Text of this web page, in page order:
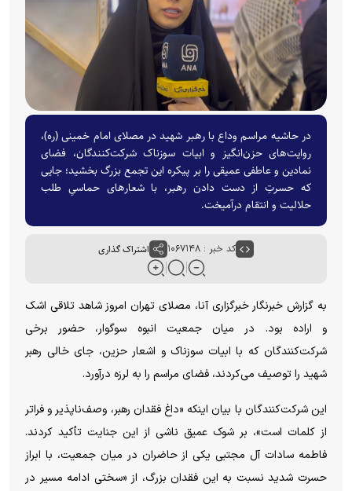
در حاشیه مراسم وداع با رهبر شهید در مصلای امام خمینی (ره)،
روایت‌های حزن‌انگیز و ابیات سوزناک شرکت‌کنندگان، فضای
نمادین و عاطفی عمیقی را بر پیکره این تجمع بزرگ بخشید؛ جایی
که حسرتِ از دست دادن رهبر، با شعار‌های حماسیِ طلب
حلالیت و انتقام درآمیخت.
کد خبر : ۱۰۶۷۱۴۸ اشتراک گذاری
به گزارش خبرنگار خبرگزاری آنا، مصلای تهران امروز شاهد تلاقی اشک
و اراده بود. در میان جمعیت انبوه سوگوار، حضور برخی
شرکت‌کنندگان که با ابیات سوزناک و اشعار حزین، جای خالی رهبر
شهید را توصیف می‌کردند، فضای مراسم را به لرزه درآورد.
این شرکت‌کنندگان با بیان اینکه «داغ فقدان رهبر، وصف‌ناپذیر و فراتر
از کلمات است»، بر شوک عمیق ناشی از این جنایت تأکید کردند.
فاطمه سادات آل مجتبی یکی از حاضران در میان جمعیت، با ابراز
حسرت شدید نسبت به این فقدان بزرگ، از «سختی ادامه مسیر در